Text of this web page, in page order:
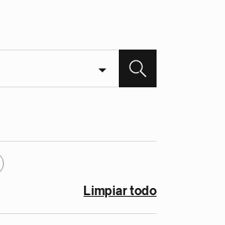
Limpiar todo